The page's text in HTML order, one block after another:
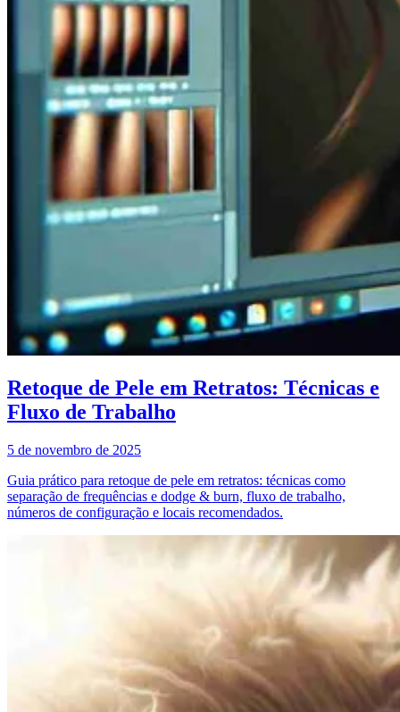
Retoque de Pele em Retratos: Técnicas e
Fluxo de Trabalho
5 de novembro de 2025
Guia prático para retoque de pele em retratos: técnicas como
separação de frequências e dodge & burn, fluxo de trabalho,
números de configuração e locais recomendados.